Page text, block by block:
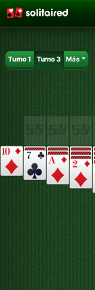
Turno 1 Turno 3 Más